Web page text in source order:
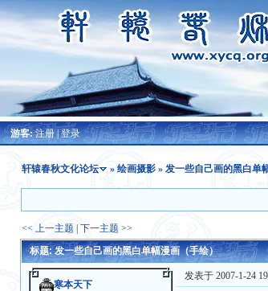
游客:注册|登录
轩辕春秋文化论坛 » 绘画摄影» 发一些自己画的黑白单
<< 上一主题
下一主题 >>
标题: 发一些自己画的黑白单幅漫画（手绘）
寒本天下
发表于 2007-1-24